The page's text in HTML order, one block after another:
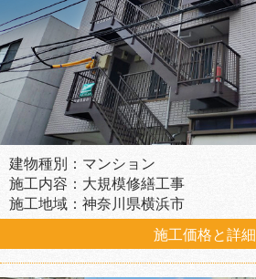
建物種別：マンション
施工内容：大規模修繕工事
施工地域：神奈川県横浜市
施工価格と詳細